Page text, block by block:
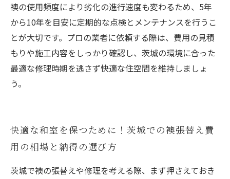
襖の使用頻度により劣化の進行速度も変わるため、5年
から10年を目安に定期的な点検とメンテナンスを行うこ
とが大切です。プロの業者に依頼する際は、費用の見積
もりや施工内容をしっかり確認し、茨城の環境に合った
最適な修理時期を逃さず快適な住空間を維持しましょ
う。
快適な和室を保つために！茨城での襖張替え費
用の相場と納得の選び方
茨城で襖の張替えや修理を考える際、まず押さえておき